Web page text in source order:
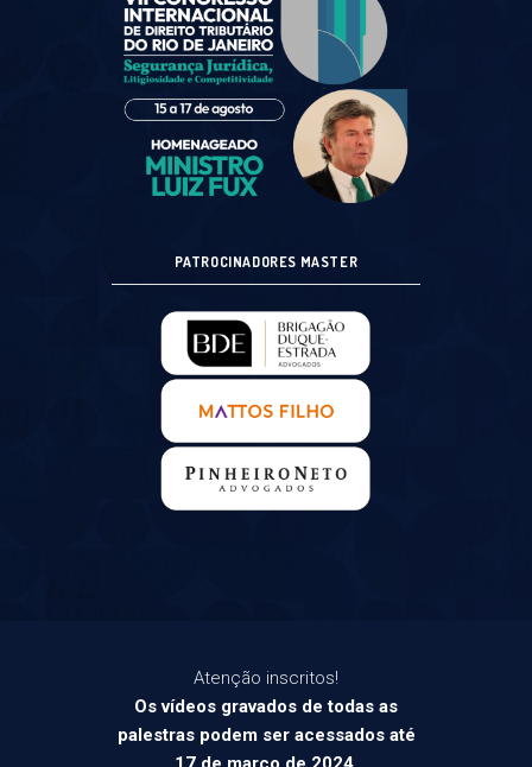
PATROCINADORES MASTER
Atenção inscritos!
Os vídeos gravados de todas as
palestras podem ser acessados até